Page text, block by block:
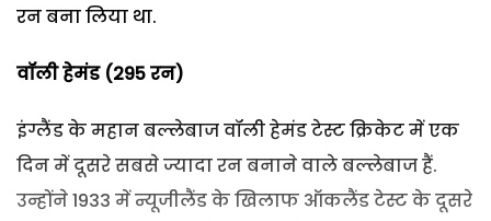
रन बना लिया था.
वॉली हेमंड (295 रन)
इंग्लैंड के महान बल्लेबाज वॉली हेमंड टेस्ट क्रिकेट में एक
दिन में दूसरे सबसे ज्यादा रन बनाने वाले बल्लेबाज हैं.
उन्होंने 1933 में न्यूजीलैंड के खिलाफ ऑकलैंड टेस्ट के दूसरे